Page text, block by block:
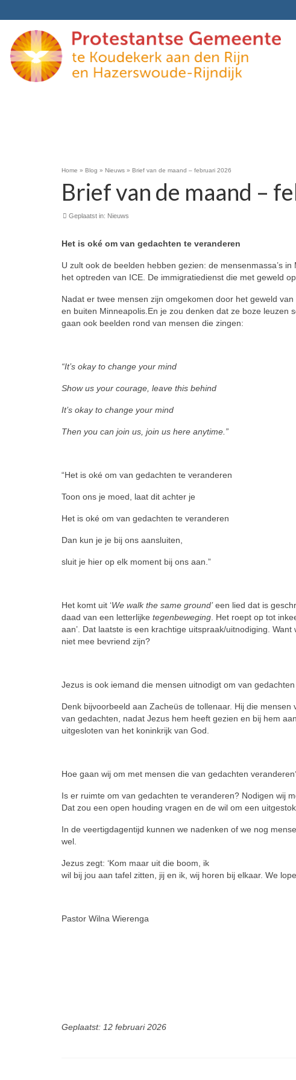
Home » Blog » Nieuws » Brief van de maand – februari 2026
Brief van de maand –
Geplaatst in: Nieuws
Het is oké om van gedachten te ver­anderen
U zult ook de beelden hebben ge­zien: de mensenmassa’s
het optreden van ICE. De immigratiedienst die met ge­weld
Nadat er twee mensen zijn omgeko­men door het geweld
en buiten Minnea­polis.En je zou denken dat ze boze leuzen
gaan ook beel­den rond van mensen die zingen:
“It’s okay to change your mind
Show us your courage, leave this be­hind
It’s okay to change your mind
Then you can join us, join us here anytime.”
“Het is oké om van gedachten te ver­anderen
Toon ons je moed, laat dit achter je
Het is oké om van gedachten te ver­anderen
Dan kun je je bij ons aansluiten,
sluit je hier op elk moment bij ons aan.”
Het komt uit ‘We walk the same ground’een lied dat is
daad van een letterlijke tegen­be­we­ging . Het roept op tot
aan’. Dat laatste is een krachtige uitspraak/uit­nodiging.
niet mee be­vriend zijn?
Jezus is ook iemand die mensen uit­no­digt om van
Denk bijvoorbeeld aan Zacheüs de tol­lenaar. Hij die
van ge­dachten, nadat Jezus hem heeft ge­zien en bij hem
uitgesloten van het ko­ninkrijk van God.
Hoe gaan wij om met mensen die van gedachten
Is er ruimte om van gedachten te ver­an­deren? Nodigen wij
Dat zou een open houding vra­gen en de wil om een
In de veertigdagentijd kunnen we na­denken of we nog
wel.
Jezus zegt: ‘Kom maar uit die boom, ik
wil bij jou aan tafel zitten, jij en ik, wij horen bij elkaar. We
Pastor Wilna Wierenga
Geplaatst: 12 februari 2026